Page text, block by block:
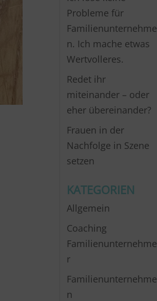
Probleme für
Familienunternehme
n. Ich mache etwas
Wertvolleres.
Redet ihr
miteinander – oder
eher übereinander?
Frauen in der
Nachfolge in Szene
setzen
KATEGORIEN
Allgemein
Coaching
Familienunternehme
r
Familienunternehme
n